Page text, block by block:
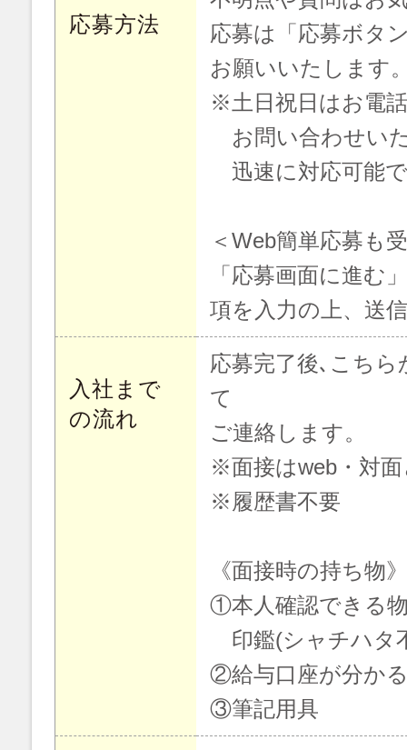
応募方法
応募は「応募ボタ
お願いいたします
※土日祝日はお電
お問い合わせい
迅速に対応可能
＜Web簡単応募も
「応募画面に進む
項を入力の上、送
入社まで
の流れ
応募完了後､こち
て
ご連絡します。
※面接はweb・対
※履歴書不要
《面接時の持ち物》
①本人確認できる
印鑑(シャチハタ
②給与口座が分か
③筆記用具